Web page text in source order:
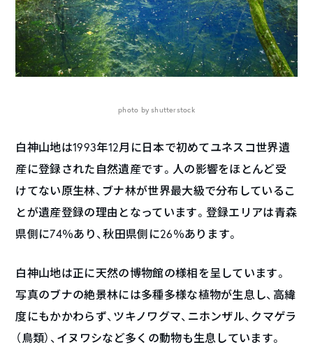
photo by shutterstock
白神山地は1993年12月に日本で初めてユネスコ世界遺
産に登録された自然遺産です。人の影響をほとんど受
けてない原生林、ブナ林が世界最大級で分布しているこ
とが遺産登録の理由となっています。登録エリアは青森
県側に74％あり、秋田県側に26％あります。
白神山地は正に天然の博物館の様相を呈しています。
写真のブナの絶景林には多種多様な植物が生息し、高緯
度にもかかわらず、ツキノワグマ、ニホンザル、クマゲラ
（鳥類）、イヌワシなど多くの動物も生息しています。